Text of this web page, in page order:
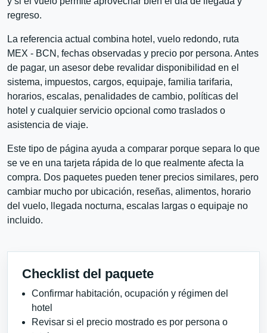
regreso.
La referencia actual combina hotel, vuelo redondo, ruta
MEX - BCN, fechas observadas y precio por persona. Antes
de pagar, un asesor debe revalidar disponibilidad en el
sistema, impuestos, cargos, equipaje, familia tarifaria,
horarios, escalas, penalidades de cambio, políticas del
hotel y cualquier servicio opcional como traslados o
asistencia de viaje.
Este tipo de página ayuda a comparar porque separa lo que
se ve en una tarjeta rápida de lo que realmente afecta la
compra. Dos paquetes pueden tener precios similares, pero
cambiar mucho por ubicación, reseñas, alimentos, horario
del vuelo, llegada nocturna, escalas largas o equipaje no
incluido.
Checklist del paquete
Confirmar habitación, ocupación y régimen del
hotel
Revisar si el precio mostrado es por persona o